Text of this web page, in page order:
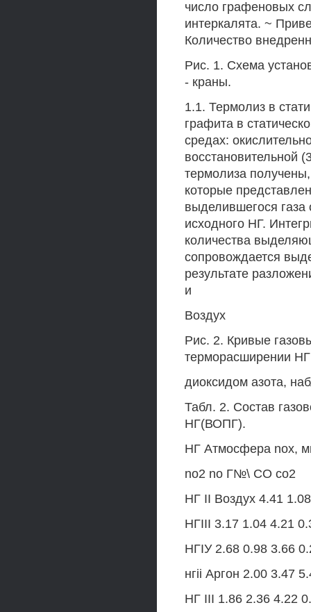
число графеновых
интеркалята. ~
Количество
Рис. 1. Схема
- краны.
1.1. Термолиз в
графита в
средах:
восстановительной
термолиза
которые
выделившегося
исходного НГ.
количества
сопровождается
результате
и
Воздух
Рис. 2. Кривые
терморасширении
диоксидом азота,
Табл. 2. Состав
НГ(ВОПГ).
НГ Атмосфера nox,
no2 no Г№\ СО со2
НГ II Воздух 4.41
НГІІІ 3.17 1.04 4.21
НГІУ 2.68 0.98 3.66
нгii Аргон 2.00 3.47
НГ III 1.86 2.36 4.22